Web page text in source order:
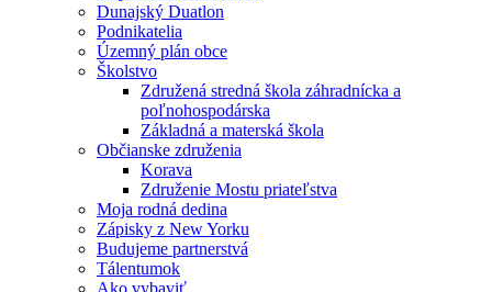
Dunajský Duatlon
Podnikatelia
Územný plán obce
Školstvo
Združená stredná škola záhradnícka a
poľnohospodárska
Základná a materská škola
Občianske združenia
Korava
Združenie Mostu priateľstva
Moja rodná dedina
Zápisky z New Yorku
Budujeme partnerstvá
Tálentumok
Ako vybaviť